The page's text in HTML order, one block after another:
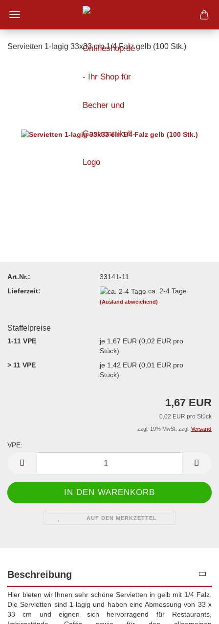
Servietten 1-lagig 33x33 cm 1/4 Falz gelb (100 Stk.)
Art.Nr.:
33141-11
Lieferzeit:
ca. 2-4 Tage
(Ausland abweichend)
Staffelpreise
1-11 VPE
je 1,67 EUR (0,02 EUR pro
Stück)
> 11 VPE
je 1,42 EUR (0,01 EUR pro
Stück)
1,67 EUR
0,02 EUR pro Stück
zzgl. 19% MwSt. zzgl. Versand
VPE:
AUF DEN MERKZETTEL
Beschreibung
Hier bieten wir Ihnen sehr schöne Servietten in gelb mit 1/4 Falz.
Die Servietten sind 1-lagig und haben eine Abmessung von 33 x
33 cm und eignen sich hervorragend für Restaurants,